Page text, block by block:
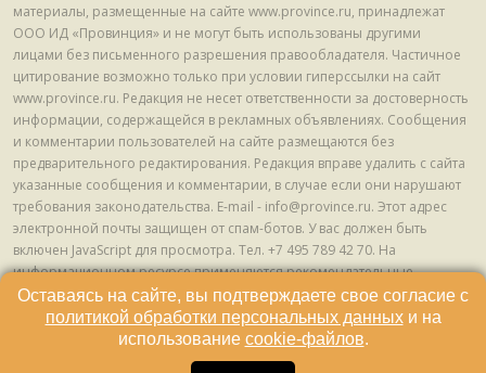
материалы, размещенные на сайте www.province.ru, принадлежат
ООО ИД «Провинция» и не могут быть использованы другими
лицами без письменного разрешения правообладателя. Частичное
цитирование возможно только при условии гиперссылки на сайт
www.province.ru. Редакция не несет ответственности за достоверность
информации, содержащейся в рекламных объявлениях. Сообщения
и комментарии пользователей на сайте размещаются без
предварительного редактирования. Редакция вправе удалить с сайта
указанные сообщения и комментарии, в случае если они нарушают
требования законодательства. E-mail - info@province.ru. Этот адрес
электронной почты защищен от спам-ботов. У вас должен быть
включен JavaScript для просмотра. Tел. +7 495 789 42 70. На
информационном ресурсе применяются рекомендательные
технологии (информационные технологии предоставления
информации на основе сбора, систематизации и анализа сведений,
относящихся к предпочтениям пользователей сети "Интернет",
находящихся на территории Российской Федерации) © ООО ИД
Оставаясь на сайте, вы подтверждаете свое согласие с
политикой обработки персональных данныхи на
использование cookie-файлов.